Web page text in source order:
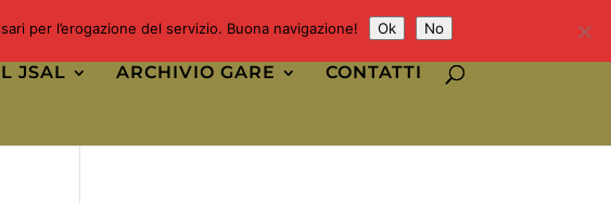
JSAL ARCHIVIO GARE CONTATTI
per l’erogazione del servizio. Buona navigazione! Ok No